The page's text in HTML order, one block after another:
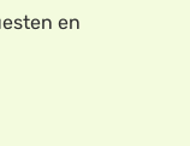
en